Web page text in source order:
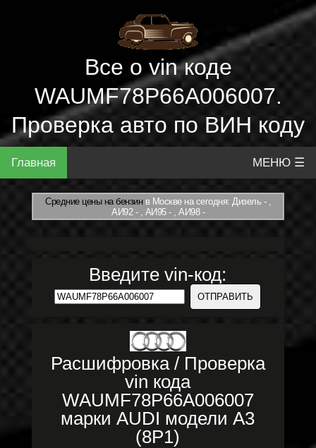
Все о vin коде
WAUMF78P66A006007.
Проверка авто по ВИН коду
Главная МЕНЮ ☰
Средние цены на бензинв Москве на сегодня: Дизель - ,
АИ92 - , АИ95 - , АИ98 -
Введите vin-код:
Расшифровка / Проверка
vin кода
WAUMF78P66A006007
марки AUDI модели A3
(8P1)